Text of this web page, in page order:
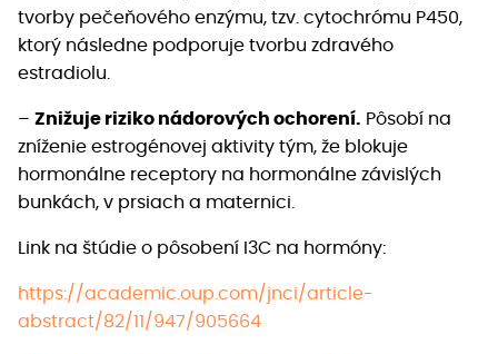
tvorby pečeňového enzýmu, tzv. cytochrómu P450,
ktorý následne podporuje tvorbu zdravého
estradiolu.
– Znižuje riziko nádorových ochorení. Pôsobí na
zníženie estrogénovej aktivity tým, že blokuje
hormonálne receptory na hormonálne závislých
bunkách, v prsiach a maternici.
Link na štúdie o pôsobení I3C na hormóny:
https://academic.oup.com/jnci/article-
abstract/82/11/947/905664